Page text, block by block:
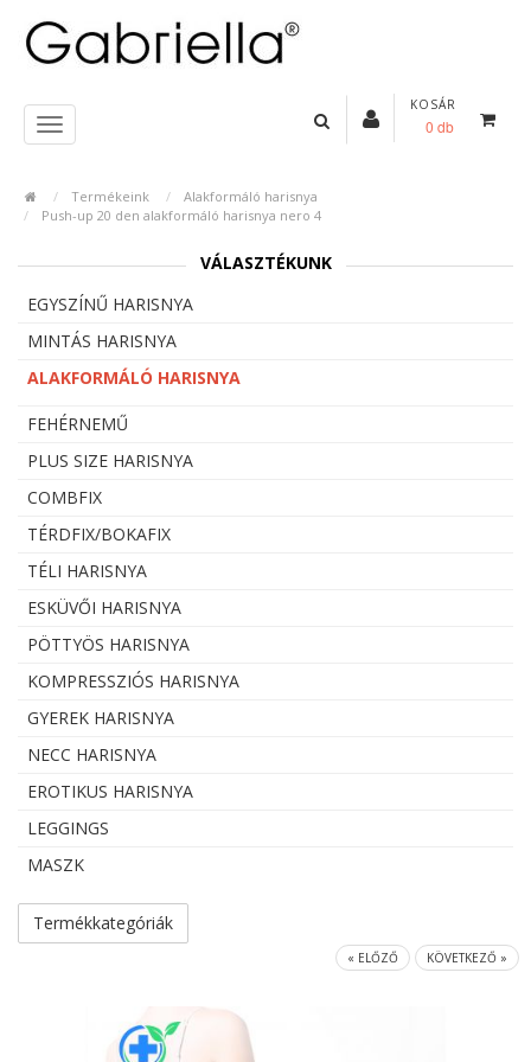
KOSÁR
0 db
Termékeink
Alakformáló harisnya
Push-up 20 den alakformáló harisnya nero 4
VÁLASZTÉKUNK
EGYSZÍNŰ HARISNYA
MINTÁS HARISNYA
ALAKFORMÁLÓ HARISNYA
FEHÉRNEMŰ
PLUS SIZE HARISNYA
COMBFIX
TÉRDFIX/BOKAFIX
TÉLI HARISNYA
ESKÜVŐI HARISNYA
PÖTTYÖS HARISNYA
KOMPRESSZIÓS HARISNYA
GYEREK HARISNYA
NECC HARISNYA
EROTIKUS HARISNYA
LEGGINGS
MASZK
Termékkategóriák
« ELŐZŐ KÖVETKEZŐ »